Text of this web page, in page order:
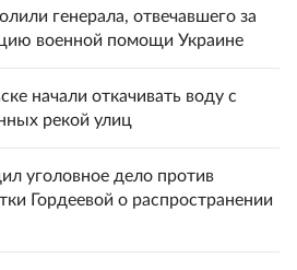
генерала, отвечавшего за
военной помощи Украине
начали откачивать воду с
рекой улиц
уголовное дело против
Гордеевой о распространении